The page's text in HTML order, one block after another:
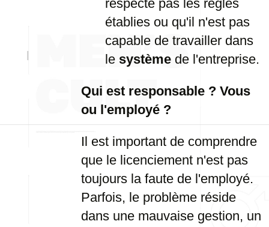
respecte pas les règles
établies ou qu'il n'est pas
capable de travailler dans
le système de l'entreprise.
Qui est responsable ? Vous
ou l'employé ?
Il est important de comprendre
que le licenciement n'est pas
toujours la faute de l'employé.
Parfois, le problème réside
dans une mauvaise gestion, un